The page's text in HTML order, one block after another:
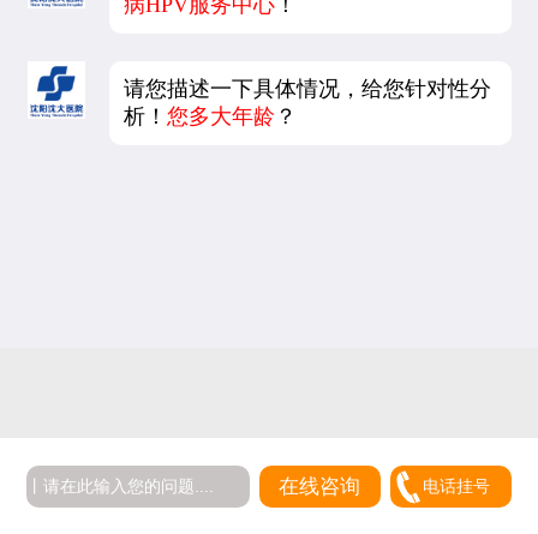
病HPV服务中心 ！
请您描述一下具体情况，给您针对性分
析！您多大年龄 ？
在线咨询 电话挂号